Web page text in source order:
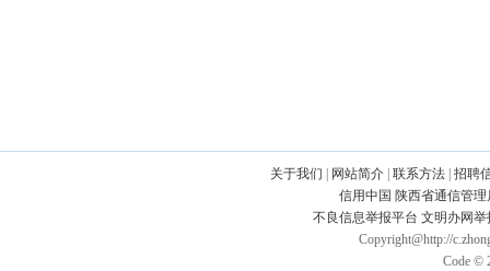
关于我们 网站简介 联系方法 招聘
信用中国 陕西省通信管理
不良信息举报平台 文明办网
Copyright@http://
Code ©